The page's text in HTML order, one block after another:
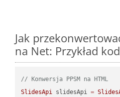
Jak
na Net: Przykład
// Konwersja PPSM na HTML
SlidesApi slidesApi =